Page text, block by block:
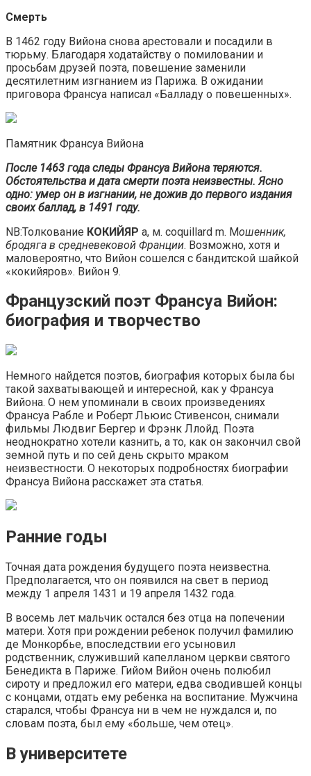
Смерть
В 1462 году Вийона снова арестовали и посадили в
тюрьму. Благодаря ходатайству о помиловании и
просьбам друзей поэта, повешение заменили
десятилетним изгнанием из Парижа. В ожидании
приговора Франсуа написал «Балладу о повешенных».
Памятник Франсуа Вийона
После 1463 года следы Франсуа Вийона теряются.
Обстоятельства и дата смерти поэта неизвестны. Ясно
одно: умер он в изгнании, не дожив до первого издания
своих баллад, в 1491 году.
NB:Толкование КОКИЙЯР а, м. coquillard m. Мошенник,
бродяга в средневековой Франции. Возможно, хотя и
маловероятно, что Вийон сошелся с бандитской шайкой
«кокийяров». Вийон 9.
Французский поэт Франсуа Вийон:
биография и творчество
Немного найдется поэтов, биография которых была бы
такой захватывающей и интересной, как у Франсуа
Вийона. О нем упоминали в своих произведениях
Франсуа Рабле и Роберт Льюис Стивенсон, снимали
фильмы Людвиг Бергер и Фрэнк Ллойд. Поэта
неоднократно хотели казнить, а то, как он закончил свой
земной путь и по сей день скрыто мраком
неизвестности. О некоторых подробностях биографии
Франсуа Вийона расскажет эта статья.
Ранние годы
Точная дата рождения будущего поэта неизвестна.
Предполагается, что он появился на свет в период
между 1 апреля 1431 и 19 апреля 1432 года.
В восемь лет мальчик остался без отца на попечении
матери. Хотя при рождении ребенок получил фамилию
де Монкорбье, впоследствии его усыновил
родственник, служивший капелланом церкви святого
Бенедикта в Париже. Гийом Вийон очень полюбил
сироту и предложил его матери, едва сводившей концы
с концами, отдать ему ребенка на воспитание. Мужчина
старался, чтобы Франсуа ни в чем не нуждался и, по
словам поэта, был ему «больше, чем отец».
В университете